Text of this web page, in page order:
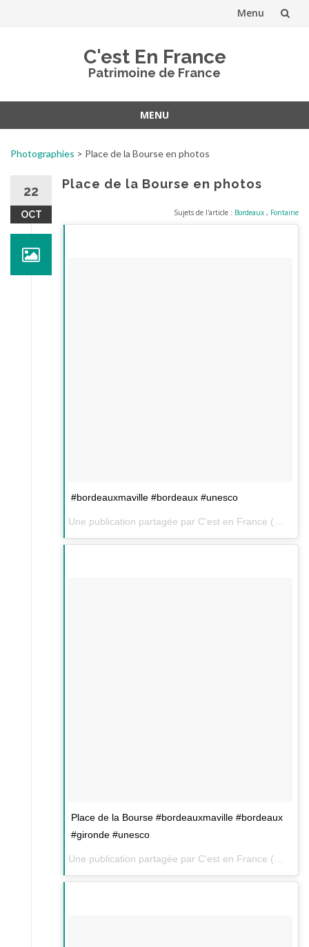
Menu
C'est En France
Patrimoine de France
MENU
Photographies > Place de la Bourse en photos
22
OCT
Place de la Bourse en photos
Sujets de l'article : Bordeaux , Fontaine
#bordeauxmaville #bordeaux #unesco
Place de la Bourse #bordeauxmaville #bordeaux
#gironde #unesco